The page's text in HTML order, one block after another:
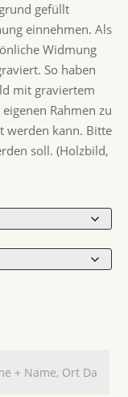
gefüllt
einnehmen. Als
Widmung
So haben
mit graviertem
Rahmen zu
werden kann. Bitte
soll. (Holzbild,